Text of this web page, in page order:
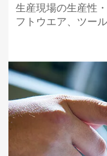
10月7
【メカト
9月25
日
新製品 5軸
a630iTの
9月12
新製品 立
を開始し
生産現場の生産性
フトウエア、ツール